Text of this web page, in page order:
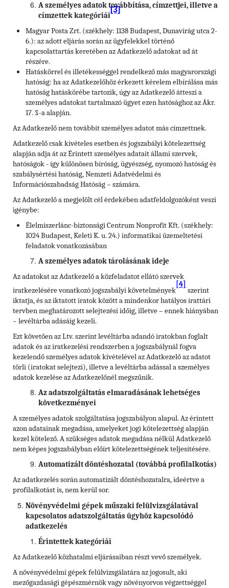
A személyes adatok továbbítása, címzettjei, illetve a
címzettek kategóriái
[3]
Magyar Posta Zrt. (székhely: 1138 Budapest, Dunavirág utca 2-
6.): az adott eljárás során az ügyfelekkel történő
kapcsolattartás keretében az Adatkezelő adatokat ad át
részére.
Hatáskörrel és illetékességgel rendelkező más magyarországi
hatóság: ha az Adatkezelőhöz érkezett kérelem elbírálása más
hatóság hatáskörébe tartozik, úgy az Adatkezelő átteszi a
személyes adatokat tartalmazó ügyet ezen hatósághoz az Ákr.
17. §-a alapján.
Az Adatkezelő nem továbbít személyes adatot más címzettnek.
Adatkezelő csak kivételes esetben és jogszabályi kötelezettség
alapján adja át az Érintett személyes adatait állami szervek,
hatóságok - így különösen bíróság, ügyészség, nyomozó hatóság és
szabálysértési hatóság, Nemzeti Adatvédelmi és
Információszabadság Hatóság – számára.
Az Adatkezelő a megjelölt cél érdekében adatfeldolgozóként veszi
igénybe:
Élelmiszerlánc-biztonsági Centrum Nonprofit Kft. (székhely:
1024 Budapest, Keleti K. u. 24.) informatikai üzemeltetési
feladatok vonatkozásában
A személyes adatok tárolásának ideje
Az adatokat az Adatkezelő a közfeladatot ellátó szervek
iratkezelésére vonatkozó jogszabályi követelmények
[4]
szerint
iktatja, és az iktatott iratok között a mindenkor hatályos irattári
tervben meghatározott selejtezési időig, illetve – ennek hiányában
– levéltárba adásáig kezeli.
Ezt követően az Ltv. szerint levéltárba adandó iratokban foglalt
adatok és az iratkezelési rendszerben a jogszabálynál fogva
kezelendő személyes adatok kivételével az Adatkezelő az adatot
törli (iratokat selejtezi), illetve a levéltárba adással a személyes
adatok kezelése az Adatkezelőnél megszűnik.
Az adatszolgáltatás elmaradásának lehetséges
következményei
A személyes adatok szolgáltatása jogszabályon alapul. Az érintett
azon adatainak megadása, amelyeket jogi kötelezettség alapján
kezel kötelező. A szükséges adatok megadása nélkül Adatkezelő
nem képes jogszabályban előírt kötelezettségének teljesítésére.
Automatizált döntéshozatal (továbbá profilalkotás)
Az adatkezelés során automatizált döntéshozatalra, ideértve a
profilalkotást is, nem kerül sor.
Növényvédelmi gépek műszaki felülvizsgálatával
kapcsolatos adatszolgáltatás ügyhöz kapcsolódó
adatkezelés
Érintettek kategóriái
Az Adatkezelő közhatalmi eljárásaiban részt vevő személyek.
A növényvédelmi gépek felülvizsgálatára az jogosult, aki
mezőgazdasági gépészmérnök vagy növényorvos végzettséggel